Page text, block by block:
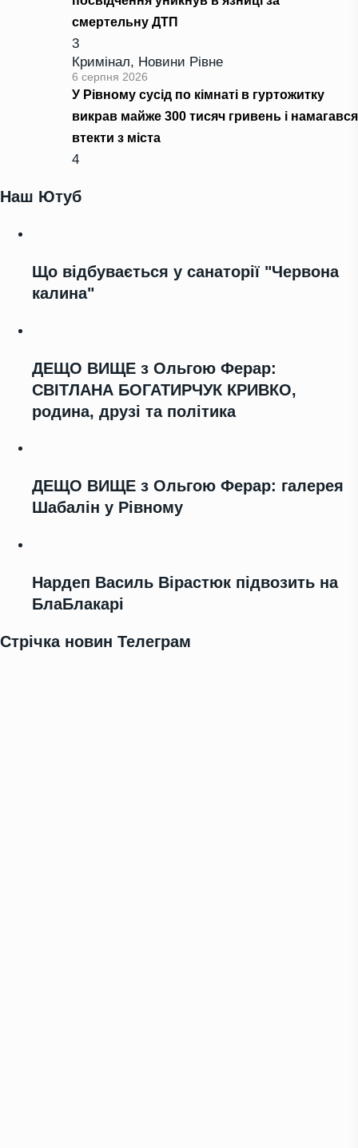
смертельну ДТП
3
Кримінал, Новини Рівне
6 серпня 2026
У Рівному сусід по кімнаті в гуртожитку
викрав майже 300 тисяч гривень і намагався
втекти з міста
4
Наш Ютуб
Що відбувається у санаторії "Червона
калина"
ДЕЩО ВИЩЕ з Ольгою Ферар:
СВІТЛАНА БОГАТИРЧУК КРИВКО,
родина, друзі та політика
ДЕЩО ВИЩЕ з Ольгою Ферар: галерея
Шабалін у Рівному
Нардеп Василь Вірастюк підвозить на
БлаБлакарі
Стрічка новин Телеграм